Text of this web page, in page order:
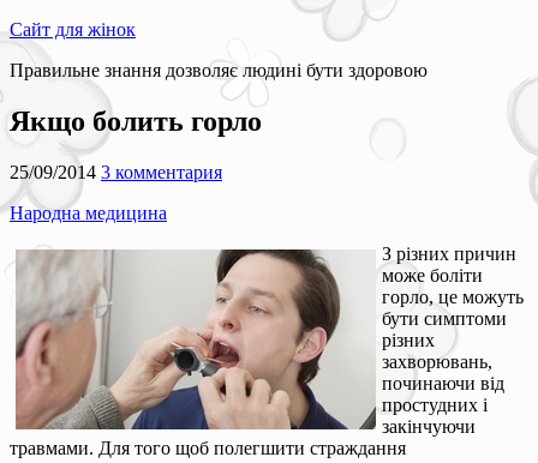
Сайт для жінок
Правильне знання дозволяє людині бути здоровою
Якщо болить горло
25/09/2014 3 комментария
Народна медицина
З різних причин
може боліти
горло, це можуть
бути симптоми
різних
захворювань,
починаючи від
простудних і
закінчуючи
травмами. Для того щоб полегшити страждання